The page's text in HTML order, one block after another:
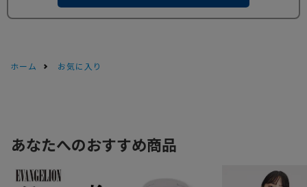
ホーム お気に入り